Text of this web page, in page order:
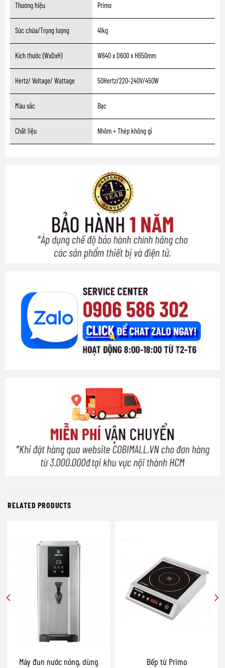
Thương hiệu Primo
Sức chứa/Trọng lượng 41kg
Kích thước (WxDxH) W640 x D600 x H650mm
Hertz/ Voltage/ Wattage 50Hertz/220-240V/450W
Màu sắc Bạc
Chất liệu Nhôm + Thép không gỉ
RELATED PRODUCTS
Máy đun nước nóng, dùng
Bếp từ Primo